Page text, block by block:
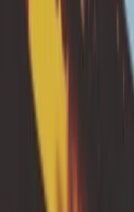
Des eaux pluviales
fondations,
argileux sous la
proche. Ces
l’apparition de
Les eaux pluviales
fondations de la
de canalisations,
eaux usées et du
fondations.